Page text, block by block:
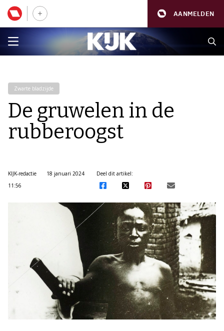
AANMELDEN
Zwarte bladzijde
De gruwelen in de
rubberoogst
KIJK-redactie
18 januari 2024
11:56
Deel dit artikel: